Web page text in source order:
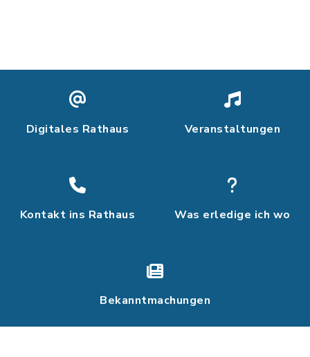
Digitales Rathaus Veranstaltungen
Kontakt ins Rathaus Was erledige ich wo
Bekanntmachungen